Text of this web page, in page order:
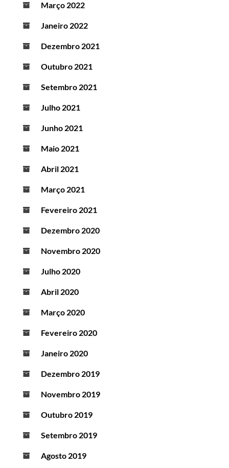
Março 2022
Janeiro 2022
Dezembro 2021
Outubro 2021
Setembro 2021
Julho 2021
Junho 2021
Maio 2021
Abril 2021
Março 2021
Fevereiro 2021
Dezembro 2020
Novembro 2020
Julho 2020
Abril 2020
Março 2020
Fevereiro 2020
Janeiro 2020
Dezembro 2019
Novembro 2019
Outubro 2019
Setembro 2019
Agosto 2019